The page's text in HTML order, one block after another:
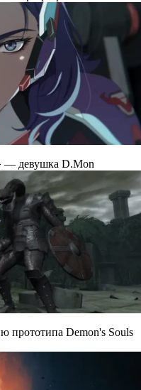
— девушка D.Mon
прототипа Demon's Souls